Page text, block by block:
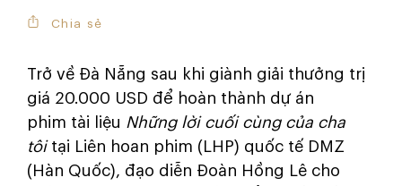
Chia sẻ
Trở về Đà Nẵng sau khi giành giải thưởng trị
giá 20.000 USD để hoàn thành dự án
phim tài liệu Những lời cuối cùng của cha
tôi tại Liên hoan phim (LHP) quốc tế DMZ
(Hàn Quốc), đạo diễn Đoàn Hồng Lê cho